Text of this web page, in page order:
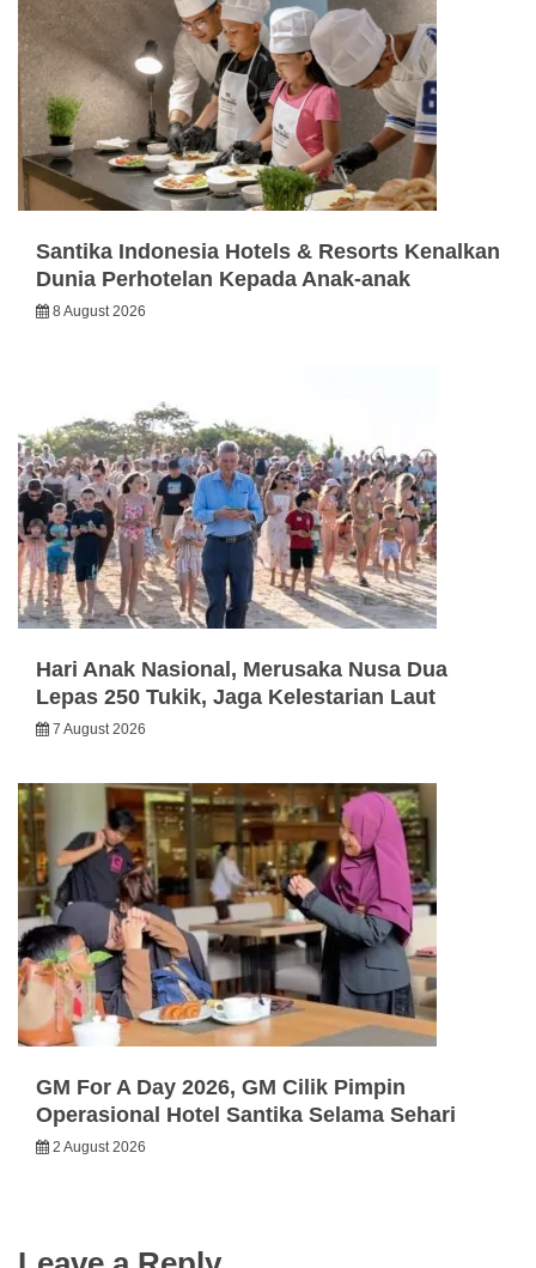
Santika Indonesia Hotels & Resorts Kenalkan
Dunia Perhotelan Kepada Anak-anak
8 August 2026
Hari Anak Nasional, Merusaka Nusa Dua
Lepas 250 Tukik, Jaga Kelestarian Laut
7 August 2026
GM For A Day 2026, GM Cilik Pimpin
Operasional Hotel Santika Selama Sehari
2 August 2026